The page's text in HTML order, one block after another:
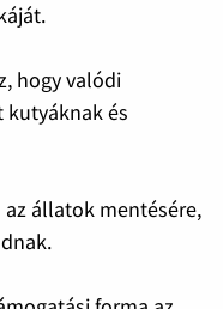
hogy valódi
és
állatok mentésére,